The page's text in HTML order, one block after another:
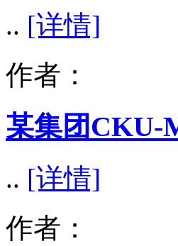
.. [详情]
作者：
某集团CKU-
.. [详情]
作者：